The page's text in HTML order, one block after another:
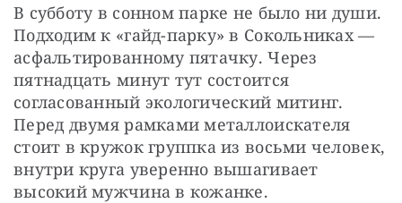
В субботу в сонном парке не было ни души.
Подходим к «гайд-парку» в Сокольниках —
асфальтированному пятачку. Через
пятнадцать минут тут состоится
согласованный экологический митинг.
Перед двумя рамками металлоискателя
стоит в кружок группка из восьми человек,
внутри круга уверенно вышагивает
высокий мужчина в кожанке.